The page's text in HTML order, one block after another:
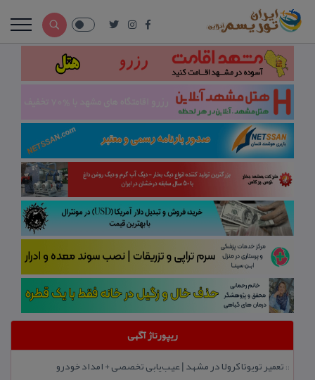
ریپورتاژ آگهی
:: تعمیر تویوتا كرولا در مشهد | عیب‌یابی تخصصی + امداد خودرو